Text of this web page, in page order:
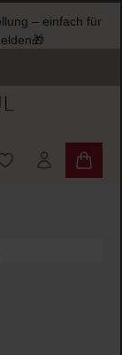
– einfach für
Du hast 0